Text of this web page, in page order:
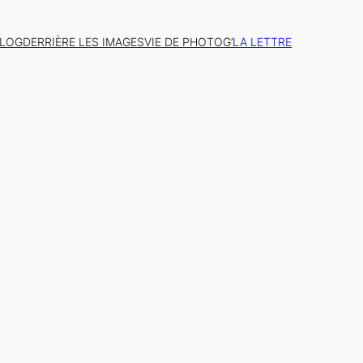
DERRIÈRE LES IMAGESVIE DE PHOTOG’LA LETTRE